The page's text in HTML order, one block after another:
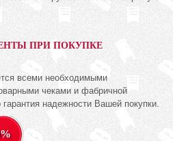
ПРИ ПОКУПКЕ
всеми необходимыми
чеками и фабричной
надежности Вашей покупки.